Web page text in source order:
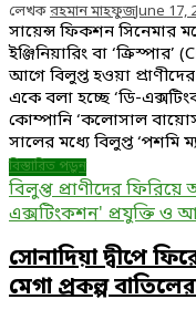
লেখকরহমান মাহফুজJune 17,
সায়েন্স ফিকশন সিনেমার
ইঞ্জিনিয়ারিং বা
আগে বিলুপ্ত হওয়া
একে বলা হচ্ছে ‘ডি-
কোম্পানি ‘কলোসাল
সালের মধ্যে বিলুপ্ত ‘পশমি
বিস্তারিত পড়ুন
বিলুপ্ত প্রাণীদের
এক্সটিংকশন' প্রযুক্তি ও
সোনাদিয়া দ্বীপে
মেগা প্রকল্প